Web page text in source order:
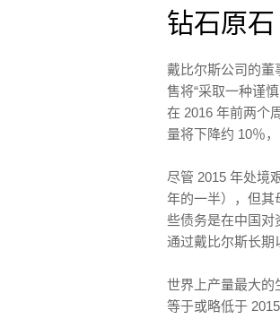
钻石原石
戴比尔斯公司的董
售将“采取一种谨
在 2016 年前两个
量将下降约 10％
尽管 2015 年处境
年的一半），但其
些债务是在中国对
通过戴比尔斯长期
世界上产量最大的
等于或略低于